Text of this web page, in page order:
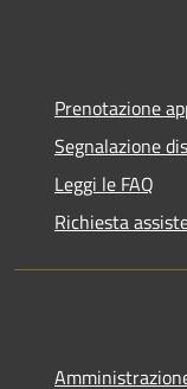
Prenotazione
Segnalazione
Leggi le FAQ
Richiesta